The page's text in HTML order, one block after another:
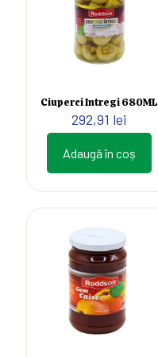
Ciuperci Intregi 680ML
292,91 lei
Adaugă în coș